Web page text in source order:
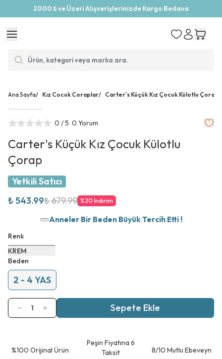
2000 ₺ ve Üzeri Alışverişlerinizde Kargo Bedava
Ana Sayfa/ Kız Cocuk Coraplar/ Carter's Küçük Kız Çocuk Külotlu Çorap
0 / 5 0 Yorum
Carter's Küçük Kız Çocuk Külotlu
Çorap
Yetkili Satıcı
₺ 543.99₺ 679.99 %20 İndirim
Anneler Bir Beden Büyük Tercih Etti !
Renk
KREM
Beden
2 - 4 YAS
1 Sepete Ekle
⁠%100 Orijinal Ürün
Peşin Fiyatına 6
Taksit
8/10 Mutlu Ebeveyn